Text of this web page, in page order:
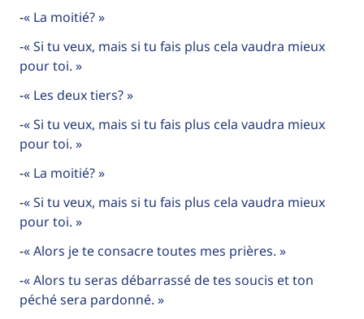
- La moitié?
- Si tu veux, mais si tu fais plus cela vaudra mieux
pour toi.
- Les deux tiers?
- Si tu veux, mais si tu fais plus cela vaudra mieux
pour toi.
- La moitié?
- Si tu veux, mais si tu fais plus cela vaudra mieux
pour toi.
- Alors je te consacre toutes mes prières.
- Alors tu seras débarrassé de tes soucis et ton
péché sera pardonné.
millions de personnes grâce à votre
Aidez nous à apporter des réponses.
"Celui qui indique une bonne action obtient la
(MOUSLIM 1893)